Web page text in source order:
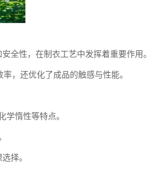
全性，在制衣工艺中发挥着重要作用。
，还优化了成品的触感与性能。
学惰性等特点。
择。